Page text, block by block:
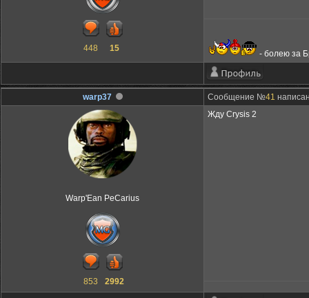
448 15
- болею за
warp37 Сообщение №41
Warp'Ean PeCarius
853 2992
Жду Crysis 2